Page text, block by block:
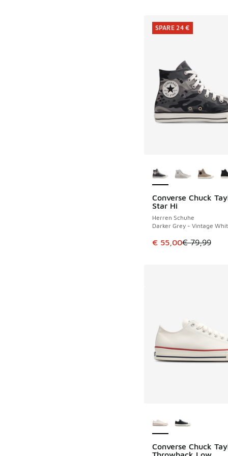
Converse Chuck
Star Hi
Herren Schuhe
Darker Grey - Vintage
Dieser Artikel ist im
€ 55,00€ 79,99
SPARE 24 €
SPARE 24 €
Converse Chuck